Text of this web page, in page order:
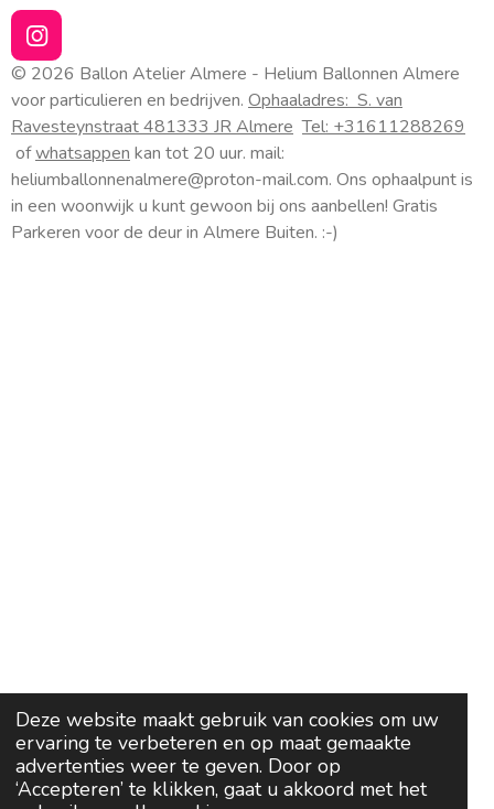
Deze website maakt gebruik van cookies om uw
ervaring te verbeteren en op maat gemaakte
advertenties weer te geven. Door op
‘Accepteren’ te klikken, gaat u akkoord met het
I
n
s
t
a
g
r
a
m
© 2026 Ballon Atelier Almere - Helium Ballonnen Almere
voor particulieren en bedrijven. Ophaaladres: S. van
Ravesteynstraat 481333 JR Almere Tel: +31611288269
ofwhatsappen kan tot 20 uur. mail:
heliumballonnenalmere@proton-mail.com. Ons ophaalpunt is
in een woonwijk u kunt gewoon bij ons aanbellen! Gratis
Parkeren voor de deur in Almere Buiten. :-)